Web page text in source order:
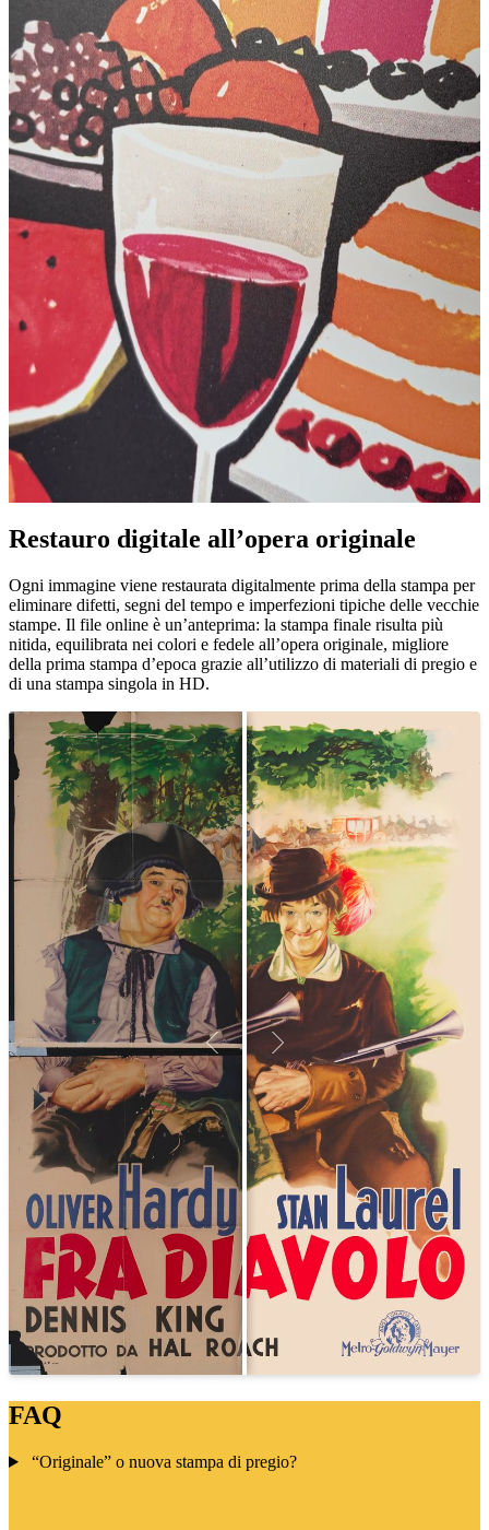
Restauro digitale all’opera originale
Ogni immagine viene restaurata digitalmente prima della stampa per
eliminare difetti, segni del tempo e imperfezioni tipiche delle vecchie
stampe. Il file online è un’anteprima: la stampa finale risulta più
nitida, equilibrata nei colori e fedele all’opera originale, migliore
della prima stampa d’epoca grazie all’utilizzo di materiali di pregio e
di una stampa singola in HD.
FAQ
“Originale” o nuova stampa di pregio?